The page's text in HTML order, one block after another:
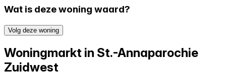
Wat is deze woning waard?
Volg deze woning
Woningmarkt in St.-Annaparochie
Zuidwest